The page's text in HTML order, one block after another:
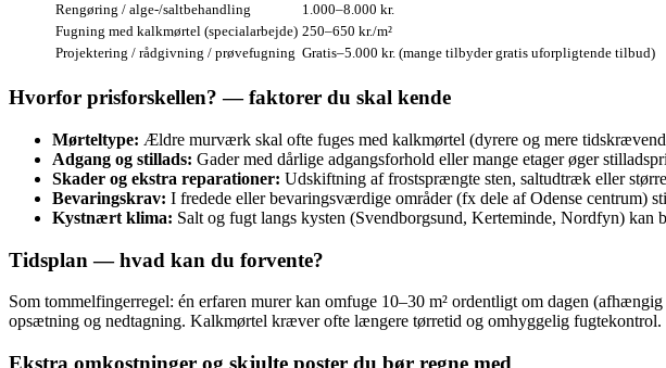
Rengøring / alge-/saltbehandling
1.000–8.000 kr.
Fugning med kalkmørtel (specialarbejde) 250–650 kr./m²
Projektering / rådgivning / prøvefugning Gratis–5.000 kr. (mange tilbyder gratis uforpligtende tilbud)
Hvorfor prisforskellen? — faktorer du skal kende
Mørteltype: Ældre murværk skal ofte fuges med kalkmørtel (dyrere og mere
Adgang og stillads: Gader med dårlige adgangsforhold eller mange etager øger
Skader og ekstra reparationer: Udskiftning af frostsprængte sten, saltudtræk eller
Bevaringskrav: I fredede eller bevaringsværdige områder (fx dele af Odense centrum)
Kystnært klima: Salt og fugt langs kysten (Svendborgsund, Kerteminde, Nordfyn) kan
Tidsplan — hvad kan du forvente?
Som tommelfingerregel: én erfaren murer kan omfuge 10–30 m² ordentligt om dagen
opsætning og nedtagning. Kalkmørtel kræver ofte længere tørretid og omhyggelig fugtekontrol.
Ekstra omkostninger og skjulte poster du bør regne med